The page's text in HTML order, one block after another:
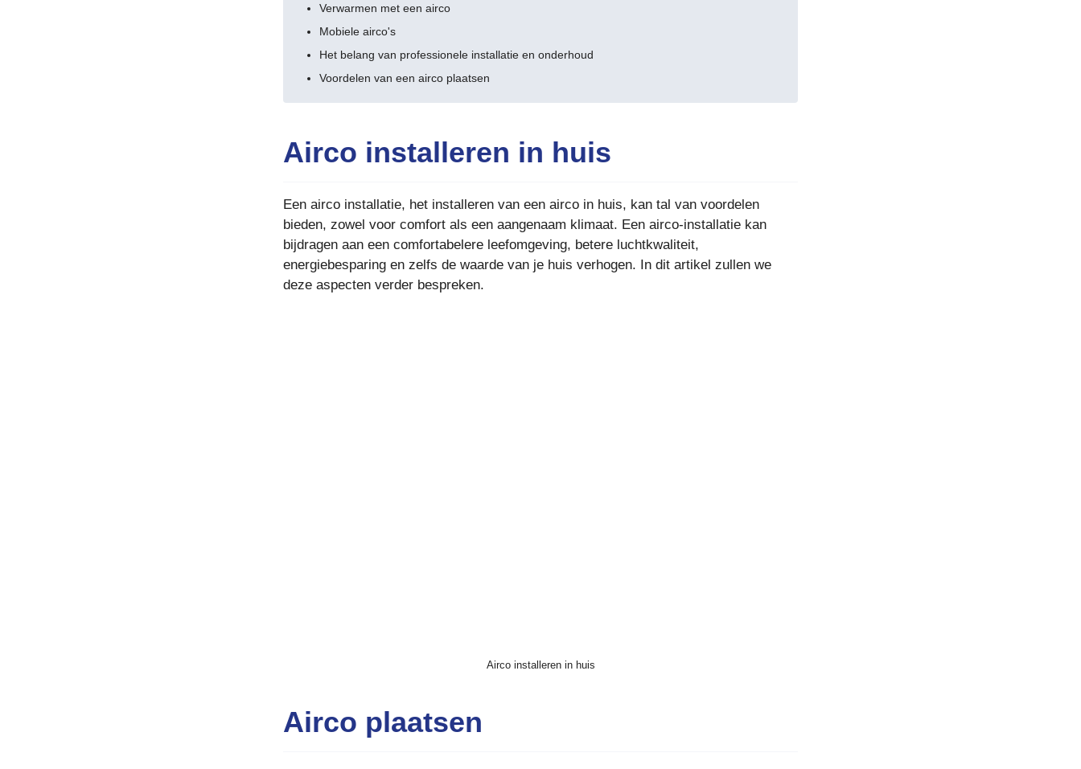
Verwarmen met een airco
Mobiele airco's
Het belang van professionele installatie en onderhoud
Voordelen van een airco plaatsen
Airco installeren in huis
Een airco installatie, het installeren van een airco in huis, kan tal van voordelen
bieden, zowel voor comfort als een aangenaam klimaat. Een airco-installatie kan
bijdragen aan een comfortabelere leefomgeving, betere luchtkwaliteit,
energiebesparing en zelfs de waarde van je huis verhogen. In dit artikel zullen we
deze aspecten verder bespreken.
Airco installeren in huis
Airco plaatsen